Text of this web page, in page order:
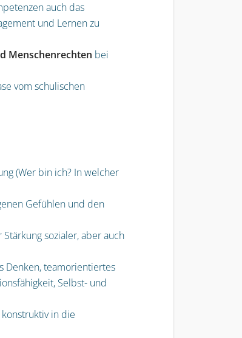
auch das
und Lernen zu
Menschenrechten bei
vom schulischen
(Wer bin ich? In welcher
Gefühlen und den
sozialer, aber auch
Denken, teamorientiertes
Selbst- und
in die